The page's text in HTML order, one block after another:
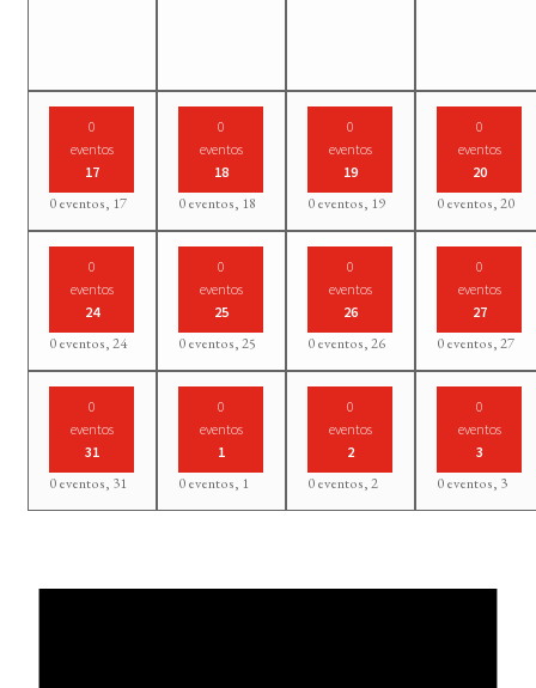
0
eventos
17
0 eventos, 17
0
eventos
18
0 eventos, 18
0
eventos
19
0 eventos, 19
0
eventos
20
0 eventos,20
0
eventos
24
0 eventos,24
0
eventos
25
0 eventos,25
0
eventos
26
0 eventos,26
0
eventos
27
0 eventos,27
0
eventos
31
0 eventos, 31
0
eventos
1
0 eventos, 1
0
eventos
2
0 eventos,2
0
eventos
3
0 eventos, 3